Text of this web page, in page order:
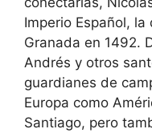
Imperio Español,
Granada en 1492.
Andrés y otros
guardianes de
Europa como
Santiago, pero